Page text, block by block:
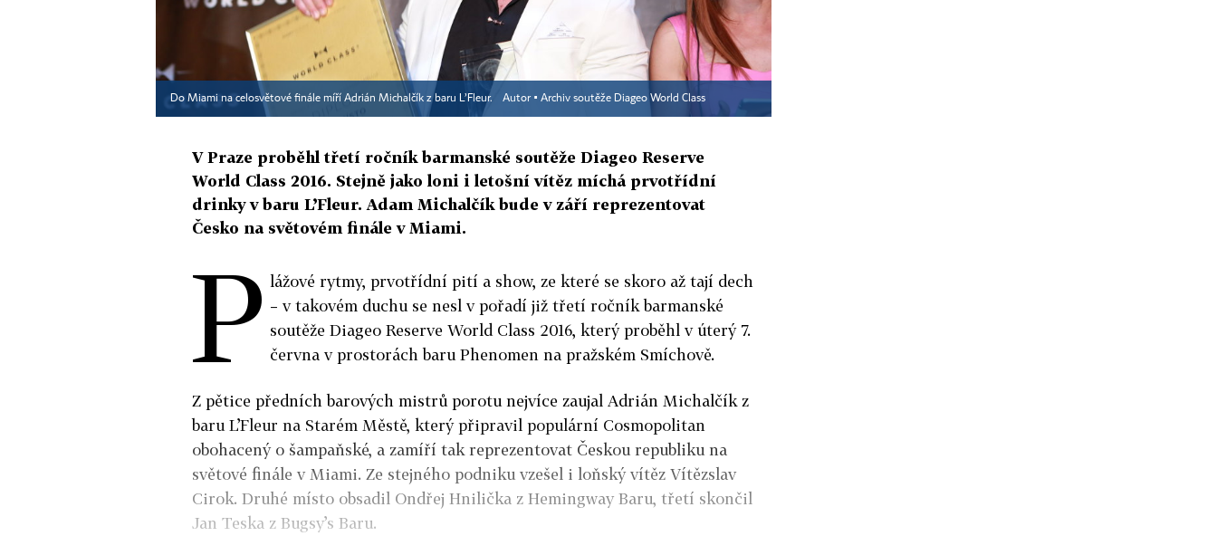
Do Miami na celosvětové finále míří Adrián Michalčík z baru L’Fleur. Autor ▪ Archiv soutěže Diageo World Class
V Praze proběhl třetí ročník barmanské soutěže Diageo Reserve
World Class 2016. Stejně jako loni i letošní vítěz míchá prvotřídní
drinky v baru L’Fleur. Adam Michalčík bude v září reprezentovat
Česko na světovém finále v Miami.
P lážové rytmy, prvotřídní pití a show, ze které se skoro až tají dech
– v takovém duchu se nesl v pořadí již třetí ročník barmanské
soutěže Diageo Reserve World Class 2016, který proběhl v úterý 7.
června v prostorách baru Phenomen na pražském Smíchově.
Z pětice předních barových mistrů porotu nejvíce zaujal Adrián Michalčík z
baru L’Fleur na Starém Městě, který připravil populární Cosmopolitan
obohacený o šampaňské, a zamíří tak reprezentovat Českou republiku na
světové finále v Miami. Ze stejného podniku vzešel i loňský vítěz Vítězslav
Cirok. Druhé místo obsadil Ondřej Hnilička z Hemingway Baru, třetí skončil
Jan Teska z Bugsy’s Baru.